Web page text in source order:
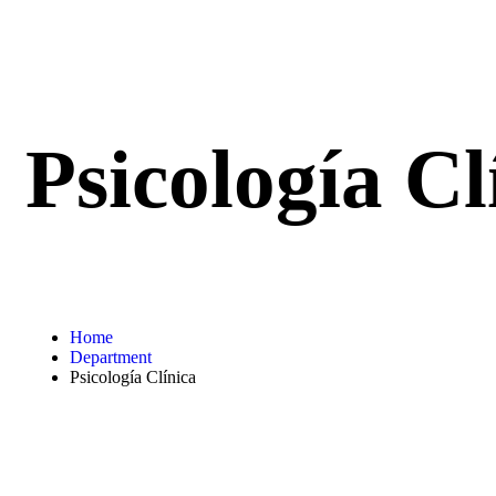
Psicología
Home
Department
Psicología Clínica